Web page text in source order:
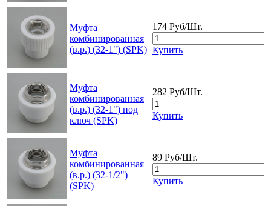
Муфта
комбинированная
(в.р.) (32-1") (SPK)
174 Руб/Шт.
Купить
Муфта
комбинированная
(в.р.) (32-1") под
ключ (SPK)
282 Руб/Шт.
Купить
Муфта
комбинированная
(в.р.) (32-1/2")
(SPK)
89 Руб/Шт.
Купить